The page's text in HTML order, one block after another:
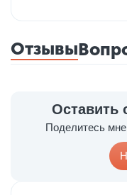
Отзывы
Оставить
Поделитесь